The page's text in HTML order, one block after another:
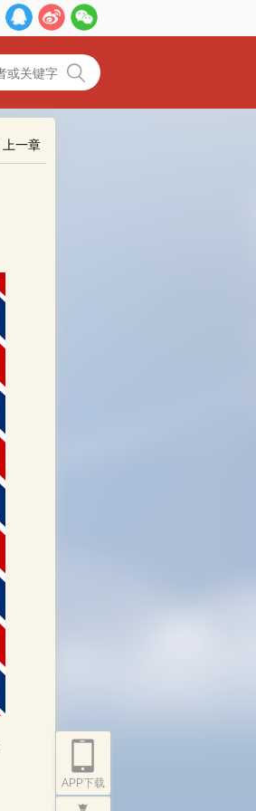
上一章
APP下载